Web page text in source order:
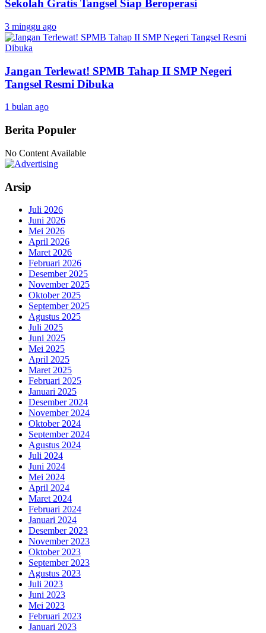
Sekolah Gratis Tangsel Siap Beroperasi
3 minggu ago
Jangan Terlewat! SPMB Tahap II SMP Negeri
Tangsel Resmi Dibuka
1 bulan ago
Berita Populer
No Content Available
Arsip
Juli 2026
Juni 2026
Mei 2026
April 2026
Maret 2026
Februari 2026
Desember 2025
November 2025
Oktober 2025
September 2025
Agustus 2025
Juli 2025
Juni 2025
Mei 2025
April 2025
Maret 2025
Februari 2025
Januari 2025
Desember 2024
November 2024
Oktober 2024
September 2024
Agustus 2024
Juli 2024
Juni 2024
Mei 2024
April 2024
Maret 2024
Februari 2024
Januari 2024
Desember 2023
November 2023
Oktober 2023
September 2023
Agustus 2023
Juli 2023
Juni 2023
Mei 2023
Februari 2023
Januari 2023